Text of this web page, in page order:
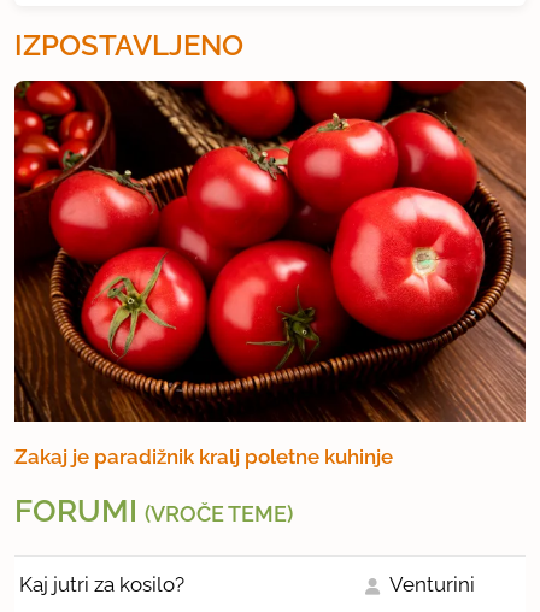
IZPOSTAVLJENO
Zakaj je paradižnik kralj poletne kuhinje
FORUMI (VROČE TEME)
Kaj jutri za kosilo? Venturini